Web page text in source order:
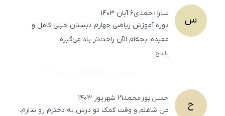
س سارااحمدی۶ آبان ۱۴۰۳
دوره آموزش ریاضی چهارم دبستان خیلی کامل و
مفیده. بچه‌ام الآن راحت‌تر یاد می‌گیره.
پاسخ
ح حسنپور محمد۲۱ شهریور ۱۴۰۳
من شاغلم و وقت کمک تو درس به دخترم رو ندارم،